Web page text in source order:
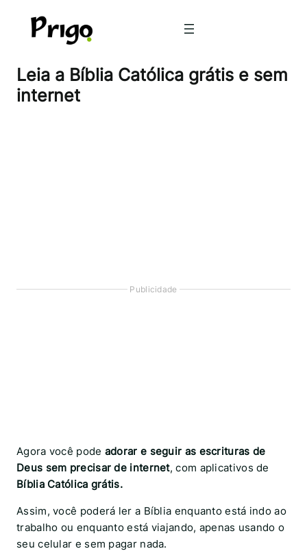
Leia a Bíblia Católica grátis e sem
internet
Publicidade
Agora você pode adorar e seguir as escrituras de
Deus sem precisar de internet, com aplicativos de
Bíblia Católica grátis.
Assim, você poderá ler a Bíblia enquanto está indo ao
trabalho ou enquanto está viajando, apenas usando o
seu celular e sem pagar nada.